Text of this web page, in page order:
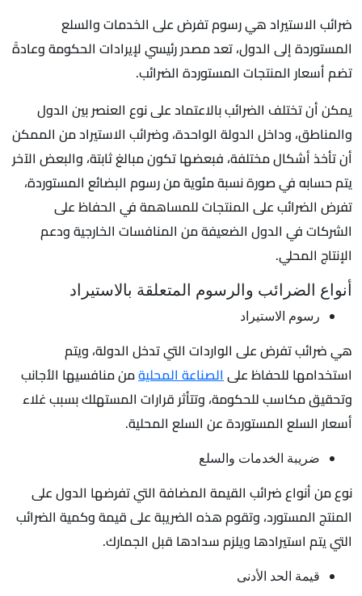
ضرائب الاستيراد هي رسوم تفرض على الخدمات والسلع
المستوردة إلى الدول، تعد مصدر رئيسي لإيرادات الحكومة وعادةً
تضم أسعار المنتجات المستوردة الضرائب.
يمكن أن تختلف الضرائب بالاعتماد على نوع العنصر بين الدول
والمناطق، وداخل الدولة الواحدة، وضرائب الاستيراد من الممكن
أن تأخذ أشكال مختلفة، فبعضها تكون مبالغ ثابتة، والبعض الآخر
يتم حسابه في صورة نسبة مئوية من رسوم البضائع المستوردة،
تفرض الضرائب على المنتجات للمساهمة في الحفاظ على
الشركات في الدول الضعيفة من المنافسات الخارجية ودعم
الإنتاج المحلي.
أنواع الضرائب والرسوم المتعلقة بالاستيراد
رسوم الاستيراد
هي ضرائب تفرض على الواردات التي تدخل الدولة، ويتم
استخدامها للحفاظ علىالصناعة المحليةمن منافسيها الأجانب
وتحقيق مكاسب للحكومة، وتتأثر قرارات المستهلك بسبب غلاء
أسعار السلع المستوردة عن السلع المحلية.
ضريبة الخدمات والسلع
نوع من أنواع ضرائب القيمة المضافة التي تفرضها الدول على
المنتج المستورد، وتقوم هذه الضريبة على قيمة وكمية الضرائب
التي يتم استيرادها ويلزم سدادها قبل الجمارك.
قيمة الحد الأدنى